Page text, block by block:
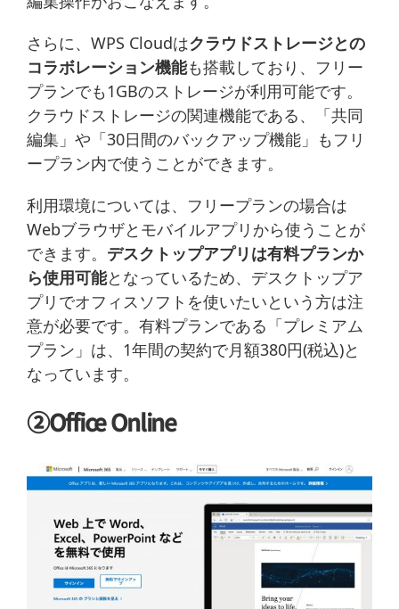
さらに、WPS Cloudはクラウドストレージとの
コラボレーション機能も搭載しており、フリー
プランでも1GBのストレージが利用可能です。
クラウドストレージの関連機能である、「共同
編集」や「30日間のバックアップ機能」もフリ
ープラン内で使うことができます。
利用環境については、フリープランの場合は
Webブラウザとモバイルアプリから使うことが
できます。 デスクトップアプリは有料プランか
ら使用可能となっているため、デスクトップア
プリでオフィスソフトを使いたいという方は注
意が必要です。有料プランである「プレミアム
プラン」は、1年間の契約で月額380円(税込)と
なっています。
②Office Online